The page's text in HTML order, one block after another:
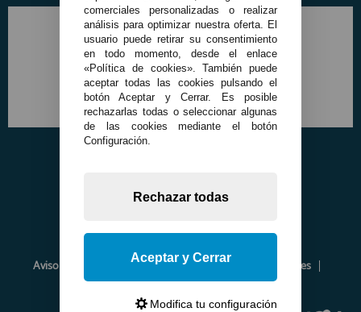
Aviso Legal Política de Privacidad
Política de Cookies
Envíos y Devoluciones
Opiniones
comerciales personalizadas o realizar
análisis para optimizar nuestra oferta. El
usuario puede retirar su consentimiento
en todo momento, desde el enlace
«Política de cookies». También puede
aceptar todas las cookies pulsando el
botón Aceptar y Cerrar. Es posible
rechazarlas todas o seleccionar algunas
de las cookies mediante el botón
Configuración.
Rechazar todas
Aceptar y Cerrar
Modifica tu configuración